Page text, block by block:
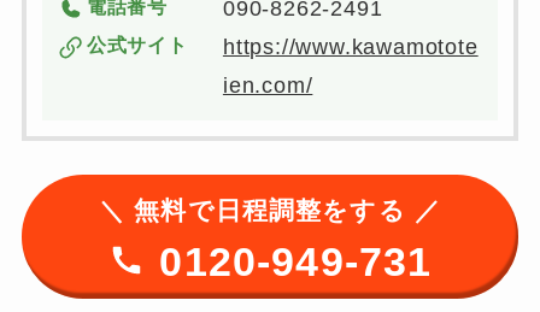
電話番号 090-8262-2491
公式サイト
https://www.kawamotote
ien.com/
＼ 無料で日程調整をする ／
0120-949-731